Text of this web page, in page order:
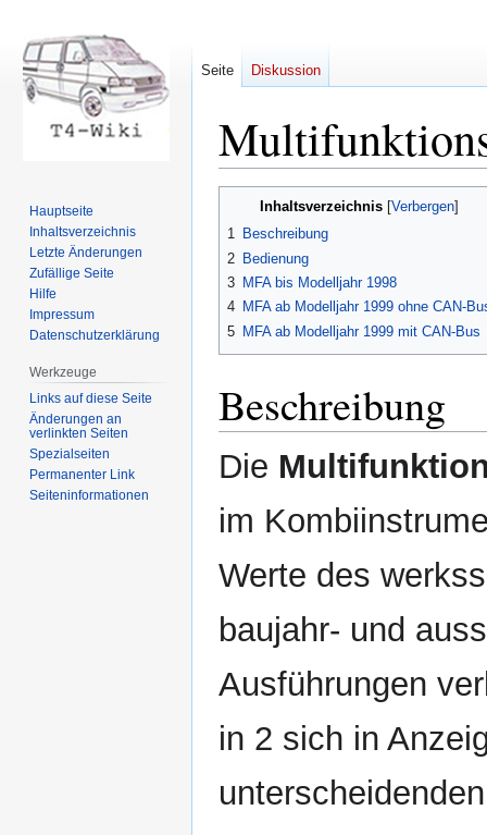
Inhaltsverzeichnis
1 Beschreibung
2 Bedienung
3 MFA bis Modelljahr 1998
4 MFA ab Modelljahr 1999 ohne CAN-
5 MFA ab Modelljahr 1999 mit CAN-Bus
Beschreibung
Die
im
Werte des
baujahr- und
Ausführungen
in 2 sich in
Seite Diskussion
Hauptseite
Inhaltsverzeichnis
Letzte Änderungen
Zufällige Seite
Hilfe
Impressum
Datenschutzerklärung
Werkzeuge
Links auf diese Seite
Änderungen an
verlinkten Seiten
Spezialseiten
Permanenter Link
Seiten­informationen